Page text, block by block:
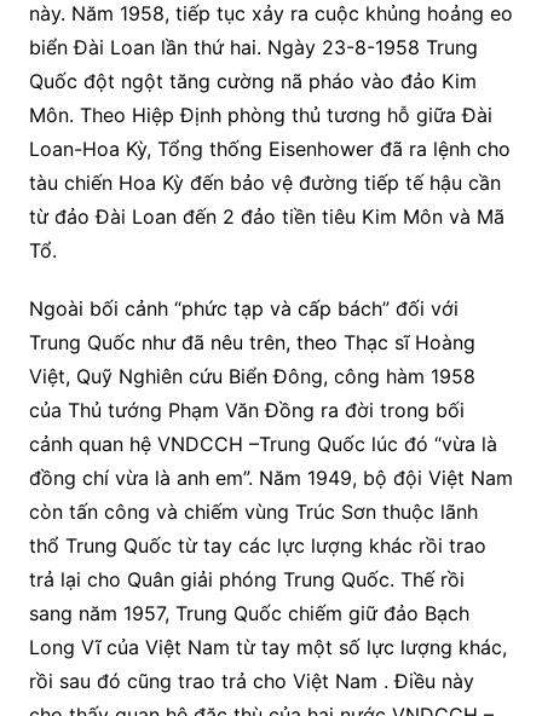
này. Năm 1958, tiếp tục xảy ra cuộc khủng hoảng eo
biển Đài Loan lần thứ hai. Ngày 23-8-1958 Trung
Quốc đột ngột tăng cường nã pháo vào đảo Kim
Môn. Theo Hiệp Định phòng thủ tương hỗ giữa Đài
Loan-Hoa Kỳ, Tổng thống Eisenhower đã ra lệnh cho
tàu chiến Hoa Kỳ đến bảo vệ đường tiếp tế hậu cần
từ đảo Đài Loan đến 2 đảo tiền tiêu Kim Môn và Mã
Tổ.
Ngoài bối cảnh “phức tạp và cấp bách” đối với
Trung Quốc như đã nêu trên, theo Thạc sĩ Hoàng
Việt, Quỹ Nghiên cứu Biển Đông, công hàm 1958
của Thủ tướng Phạm Văn Đồng ra đời trong bối
cảnh quan hệ VNDCCH –Trung Quốc lúc đó “vừa là
đồng chí vừa là anh em”. Năm 1949, bộ đội Việt Nam
còn tấn công và chiếm vùng Trúc Sơn thuộc lãnh
thổ Trung Quốc từ tay các lực lượng khác rồi trao
trả lại cho Quân giải phóng Trung Quốc. Thế rồi
sang năm 1957, Trung Quốc chiếm giữ đảo Bạch
Long Vĩ của Việt Nam từ tay một số lực lượng khác,
rồi sau đó cũng trao trả cho Việt Nam . Điều này